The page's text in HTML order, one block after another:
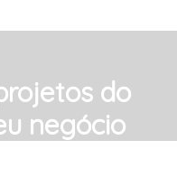
do
negócio